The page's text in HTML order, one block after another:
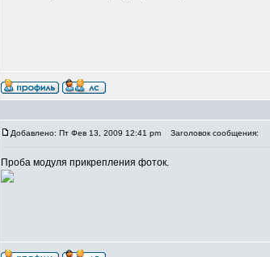
Добавлено: Пт Фев 13, 2009 12:41 pm Заголовок сообщения:
Проба модуля прикрепления фоток.